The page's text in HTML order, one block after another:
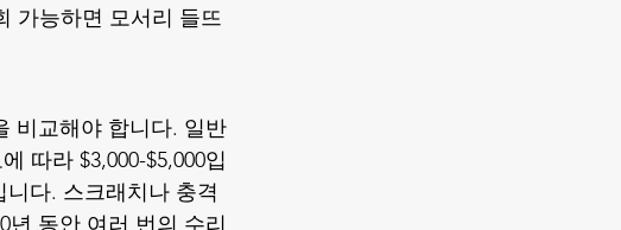
가능하면 모서리 들뜨
비교해야 합니다. 일반
따라 $3,000-$5,000입
니다. 스크래치나 충격
년 동안 여러 번의 수리